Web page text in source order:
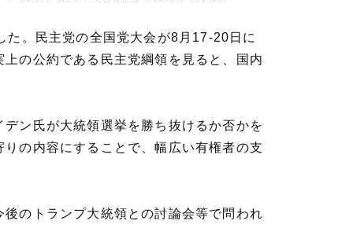
。民主党の全国党大会が8月17-20日に
の公約である民主党綱領を見ると、国内
ン氏が大統領選挙を勝ち抜けるか否かを
の内容にすることで、幅広い有権者の支
のトランプ大統領との討論会等で問われ